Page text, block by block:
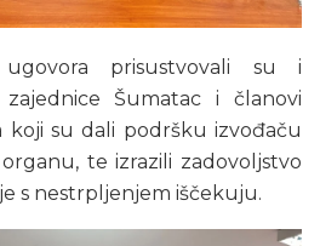
prisustvovali su i
Šumatac i članovi
koji su dali podršku izvođaču
te izrazili zadovoljstvo
s nestrpljenjem iščekuju.